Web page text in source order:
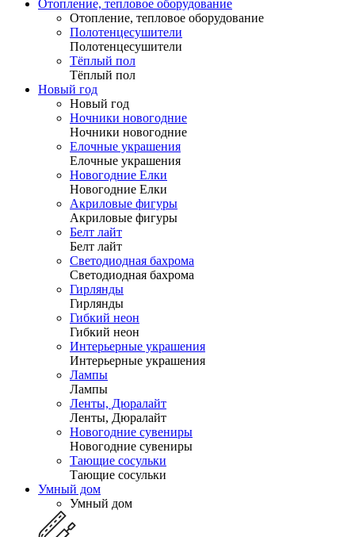
Отопление, тепловое оборудование
Отопление, тепловое оборудование
Полотенцесушители
Полотенцесушители
Тёплый пол
Тёплый пол
Новый год
Новый год
Ночники новогодние
Ночники новогодние
Елочные украшения
Елочные украшения
Новогодние Елки
Новогодние Елки
Акриловые фигуры
Акриловые фигуры
Белт лайт
Белт лайт
Светодиодная бахрома
Светодиодная бахрома
Гирлянды
Гирлянды
Гибкий неон
Гибкий неон
Интерьерные украшения
Интерьерные украшения
Лампы
Лампы
Ленты, Дюралайт
Ленты, Дюралайт
Новогодние сувениры
Новогодние сувениры
Тающие сосульки
Тающие сосульки
Умный дом
Умный дом